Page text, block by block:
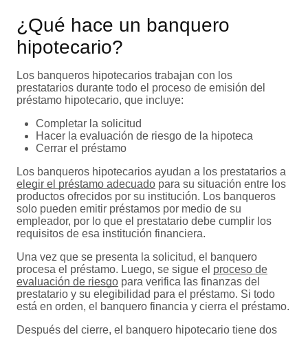
¿Qué hace un banquero
hipotecario?
Los banqueros hipotecarios trabajan con los
prestatarios durante todo el proceso de emisión del
préstamo hipotecario, que incluye:
Completar la solicitud
Hacer la evaluación de riesgo de la hipoteca
Cerrar el préstamo
Los banqueros hipotecarios ayudan a los prestatarios a
elegir el préstamo adecuado para su situación entre los
productos ofrecidos por su institución. Los banqueros
solo pueden emitir préstamos por medio de su
empleador, por lo que el prestatario debe cumplir los
requisitos de esa institución financiera.
Una vez que se presenta la solicitud, el banquero
procesa el préstamo. Luego, se sigue el proceso de
evaluación de riesgo para verifica las finanzas del
prestatario y su elegibilidad para el préstamo. Si todo
está en orden, el banquero financia y cierra el préstamo.
Después del cierre, el banquero hipotecario tiene dos